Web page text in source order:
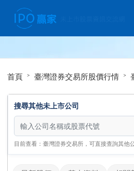
首頁 臺灣證券交易所股價行情
搜尋其他未上市公司
搜尋其他未上市公司
目前查看：臺灣證券交易所，可直接查詢其他